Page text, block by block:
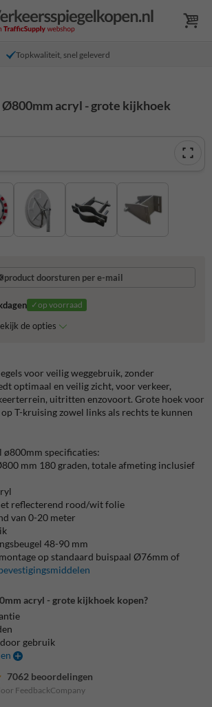
Topkwaliteit, snel geleverd
acryl - grote kijkhoek
product doorsturen per e-mail
✓op voorraad
de opties
voor veilig weggebruik, zonder
optimaal en veilig zicht, voor verkeer,
uitritten enzovoort. Grote hoek voor
T-kruising zowel links als rechts te kunnen
ø800mm specificaties:
mm 180 graden, totale afmeting inclusief
reflecterend rood/wit folie
van 0-20 meter
48-90 mm
op standaard buispaal Ø76mm of
acryl - grote kijkhoek kopen?
gebruik
7062 beoordelingen
FeedbackCompany